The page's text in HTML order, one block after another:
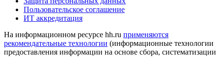
Пользовательское соглашение
ИТ аккредитация
На информационном ресурсе hh.ru применяются
рекомендательные технологии (информационные технологии
предоставления информации на основе сбора, систематизации